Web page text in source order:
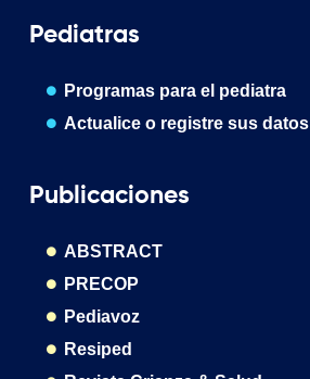
Pediatras
Programas para el pediatra
Actualice o registre sus datos
Publicaciones
ABSTRACT
PRECOP
Pediavoz
Resiped